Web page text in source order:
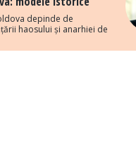
depinde de
haosului și anarhiei de